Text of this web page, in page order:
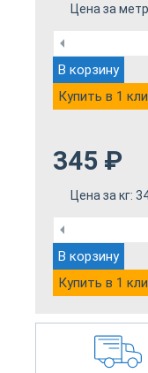
Цена за
В корзину
Купить в 1
345 ₽
Цена за кг:
В корзину
Купить в 1